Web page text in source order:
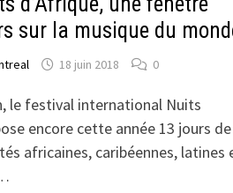
sur la musique du
18 juin 2018 0
le festival international Nuits
encore cette année 13 jours de
africaines, caribéennes, latines